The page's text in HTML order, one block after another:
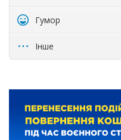
Гумор
Інше